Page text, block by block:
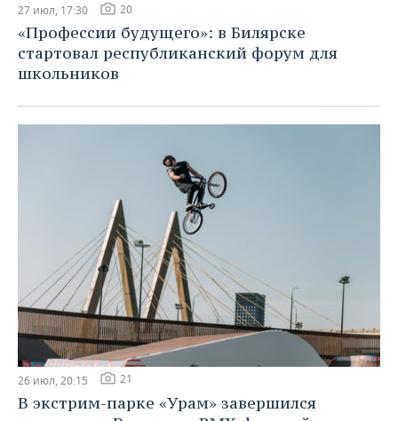
27 июл, 17:30 20
«Профессии будущего»: в Билярске
стартовал республиканский форум для
школьников
26 июл, 20:15 21
В экстрим-парке «Урам» завершился